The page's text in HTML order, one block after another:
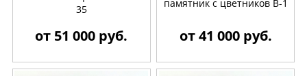
35
от 51 000 руб.
памятник с цветников B-1
от 41 000 руб.